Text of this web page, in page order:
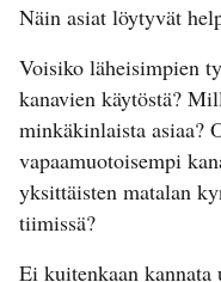
Näin asiat löytyvät
Voisiko läheisimpien
kanavien käytöstä?
minkäkinlaista asiaa?
vapaamuotoisempi
yksittäisten matalan
tiimissä?
Ei kuitenkaan kannata